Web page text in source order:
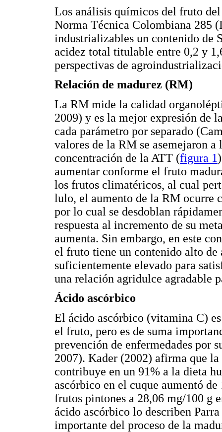
Los análisis químicos del fruto
Norma Técnica Colombiana 285
industrializables un contenido de
acidez total titulable entre 0,2 y
perspectivas de
Relación de madurez (RM)
La RM mide la calidad
2009) y es la mejor expresión de
cada parámetro por separado
valores de la RM se asemejaron
concentración de la ATT (figura 1
aumentar conforme el fruto
los frutos climatéricos, al cual
lulo, el aumento de la RM ocurre
por lo cual se desdoblan
respuesta al incremento de su
aumenta. Sin embargo, en este
el fruto tiene un contenido alto de
suficientemente elevado para
una relación agridulce agradable
Ácido ascórbico
El ácido ascórbico (vitamina C)
el fruto, pero es de suma
prevención de enfermedades por
2007). Kader (2002) afirma que
contribuye en un 91% a la dieta
ascórbico en el cuque aumentó
frutos pintones a 28,06 mg/100 g
ácido ascórbico lo describen
importante del proceso de la